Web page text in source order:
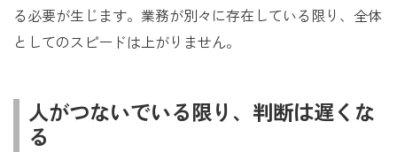
る必要が生じます。業務が別々に存在している限り、全体
としてのスピードは上がりません。
人がつないでいる限り、判断は遅くな
る